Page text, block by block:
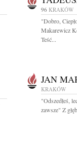
96 KRAKÓW
"Dobro,
Makarewicz
Teść...
JAN
KRAKÓW
"Odszedłeś,
zawsze" Z